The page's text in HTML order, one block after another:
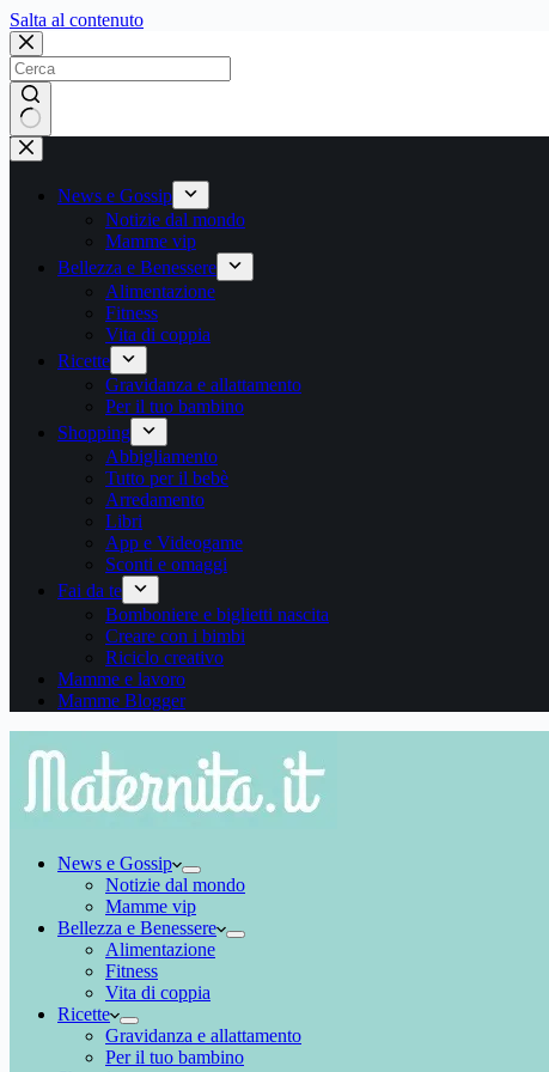
Salta al contenutoSalta
contenuto
Nessun
risultato
News e Gossip
Notizie dal mondo
Mamme vip
Bellezza e Benessere
Alimentazione
Fitness
Vita di coppia
Ricette
Gravidanza e allattamento
Per il tuo bambino
Shopping
Abbigliamento
Tutto per il bebè
Arredamento
Libri
App e Videogame
Sconti e omaggi
Fai da te
Bomboniere e biglietti nascita
Creare con i bimbi
Riciclo creativo
Mamme e lavoro
Mamme Blogger
News e Gossip
Notizie dal mondo
Mamme vip
Bellezza e Benessere
Alimentazione
Fitness
Vita di coppia
Ricette
Gravidanza e allattamento
Per il tuo bambino